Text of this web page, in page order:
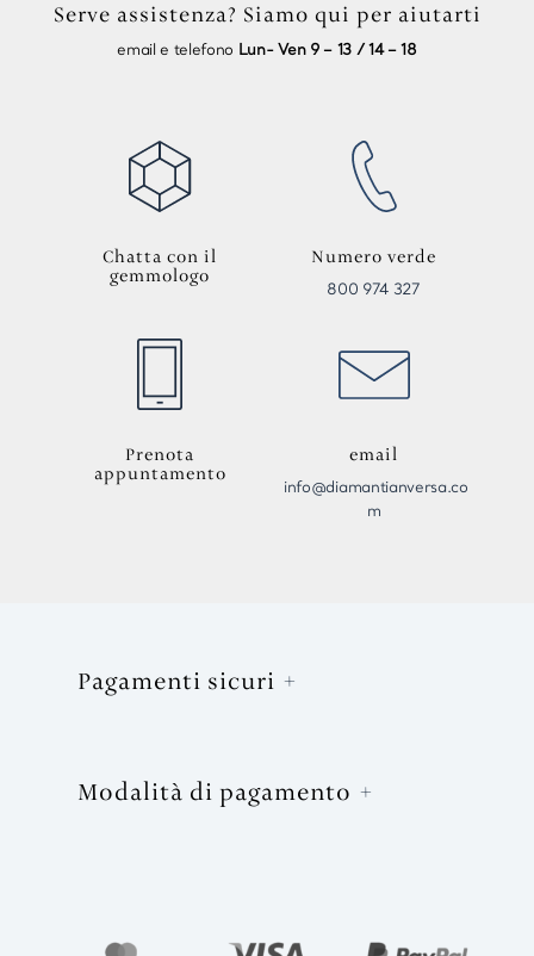
Serve assistenza? Siamo qui per aiutarti
email e telefono Lun- Ven 9 – 13 / 14 – 18
Chatta con il
gemmologo
Numero verde
800 974 327
Prenota
appuntamento
email
info@diamantianversa.co
m
Pagamenti sicuri
Modalità di pagamento